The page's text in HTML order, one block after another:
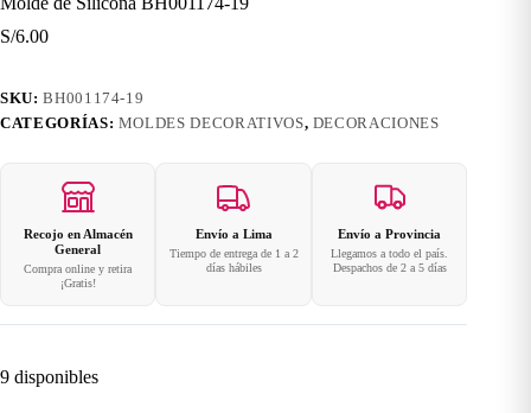
S/6.00
SKU:BH001174-19
CATEGORÍAS: MOLDES DECORATIVOS, DECORACIONES
Recojo en Almacén
General
Compra online y retira
¡Gratis!
Envío a Lima
Tiempo de entrega de 1 a 2
días hábiles
Envío a Provincia
Llegamos a todo el país.
Despachos de 2 a 5 días
9 disponibles